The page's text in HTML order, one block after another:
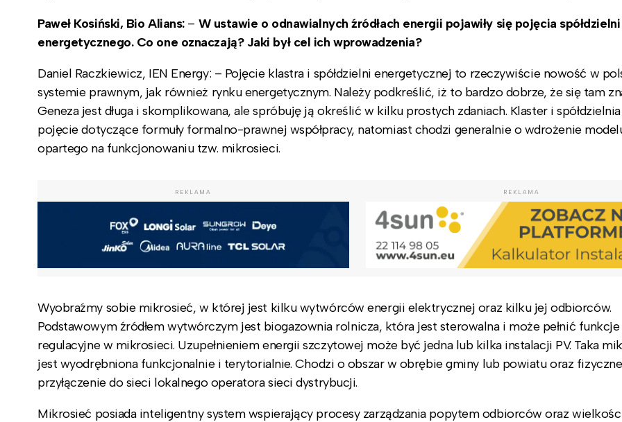
Paweł Kosiński, Bio Alians: – W ustawie o odnawialnych źródłach energii pojawiły się pojęcia
energetycznego. Co one oznaczają? Jaki był cel ich wprowadzenia?
Daniel Raczkiewicz, IEN Energy: – Pojęcie klastra i spółdzielni energetycznej to rzeczywiście nowość w
systemie prawnym, jak również rynku energetycznym. Należy podkreślić, iż to bardzo dobrze, że się tam
Geneza jest długa i skomplikowana, ale spróbuję ją określić w kilku prostych zdaniach. Klaster i
pojęcie dotyczące formuły formalno-prawnej współpracy, natomiast chodzi generalnie o wdrożenie
opartego na funkcjonowaniu tzw. mikrosieci.
REKLAMA REKLAMA
Wyobraźmy sobie mikrosieć, w której jest kilku wytwórców energii elektrycznej oraz kilku jej odbiorców.
Podstawowym źródłem wytwórczym jest biogazownia rolnicza, która jest sterowalna i może pełnić funkcje
regulacyjne w mikrosieci. Uzupełnieniem energii szczytowej może być jedna lub kilka instalacji PV. Taka
jest wyodrębniona funkcjonalnie i terytorialnie. Chodzi o obszar w obrębie gminy lub powiatu oraz fizyczne
przyłączenie do sieci lokalnego operatora sieci dystrybucji.
Mikrosieć posiada inteligentny system wspierający procesy zarządzania popytem odbiorców oraz